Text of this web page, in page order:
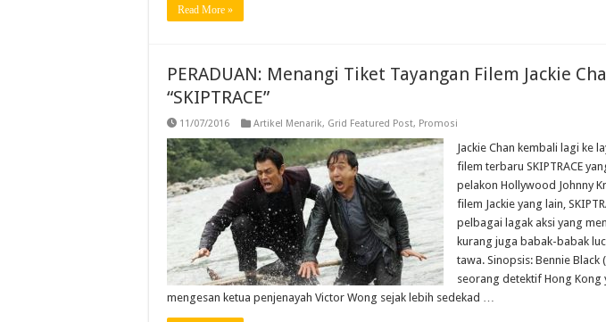
Read More »
PERADUAN: Menangi Tiket Tayangan Filem Jackie
“SKIPTRACE”
11/07/2016 Artikel Menarik, Grid Featured Post, Promosi
Jackie Chan kembali lagi ke
filem terbaru SKIPTRACE
pelakon Hollywood Johnny
filem Jackie yang lain,
pelbagai lagak aksi yang
kurang juga babak-babak
tawa. Sinopsis: Bennie Black
seorang detektif Hong Kong
mengesan ketua penjenayah Victor Wong sejak lebih sedekad …